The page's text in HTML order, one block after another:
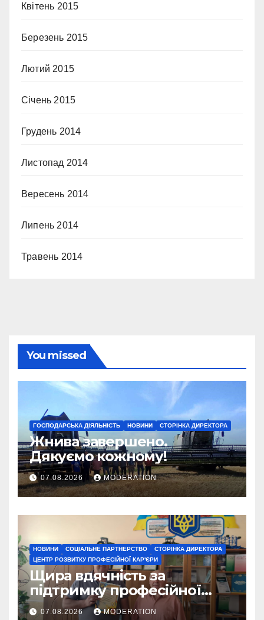
Квітень 2015
Березень 2015
Лютий 2015
Січень 2015
Грудень 2014
Листопад 2014
Вересень 2014
Липень 2014
Травень 2014
You missed
ГОСПОДАРСЬКА ДІЯЛЬНІСТЬ НОВИНИ СТОРІНКА ДИРЕКТОРА
Жнива завершено.
Дякуємо кожному!
07.08.2026 MODERATION
НОВИНИ СОЦІАЛЬНЕ ПАРТНЕРСТВО
СТОРІНКА ДИРЕКТОРА
ЦЕНТР РОЗВИТКУ ПРОФЕСІЙНОЇ КАР'ЄРИ
Щира вдячність за
підтримку професійної
освіти
07.08.2026 MODERATION